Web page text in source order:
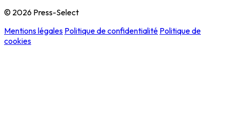
© 2026 Press-Select
Mentions légales Politique de confidentialité Politique de
cookies